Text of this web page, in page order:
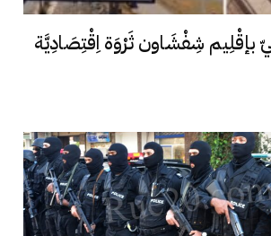
بإقْلِيم شِفْشَاون ثَرْوَة اِقْتِصَادِيَّة